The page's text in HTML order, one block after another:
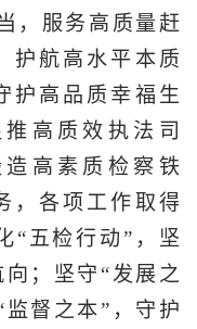
，服务高质量赶
护航高水平本质
护高品质幸福生
高质效执法司
高素质检察铁
，各项工作取得
“五检行动”，坚
；坚守“发展之
督之本”，守护